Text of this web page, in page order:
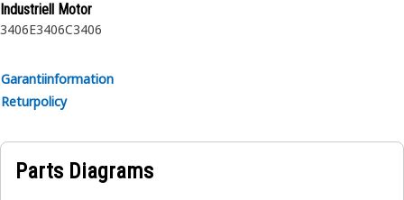
Industriell Motor
3406E3406C3406
Garantiinformation
Returpolicy
Parts Diagrams